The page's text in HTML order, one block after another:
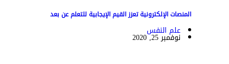
المنصات الإلكترونية تعزز القيم الإيجابية للتعلم عن بعد
علم النفس
نوفمبر 25, 2020